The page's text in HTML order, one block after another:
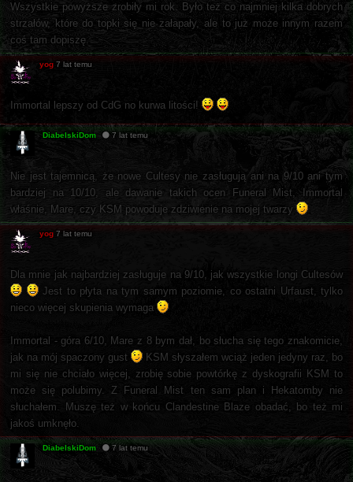
Wszystkie powyższe zrobiły mi rok. Było też co najmniej kilka dobrych
strzałów, które do topki się nie załapały, ale to już może innym razem
coś tam dopiszę.
yog 7 lat temu
Immortal lepszy od CdG no kurwa litości!
DiabelskiDom 7 lat temu
Nie jest tajemnicą, że nowe Cultesy nie zasługują ani na 9/10 ani tym
bardziej na 10/10, ale dawanie takich ocen Funeral Mist, Immortal
właśnie, Mare, czy KSM powoduje zdziwienie na mojej twarzy
yog 7 lat temu
Dla mnie jak najbardziej zasługuje na 9/10, jak wszystkie longi Cultesów
Jest to płyta na tym samym poziomie, co ostatni Urfaust, tylko
nieco więcej skupienia wymaga
Immortal - góra 6/10, Mare z 8 bym dał, bo słucha się tego znakomicie,
jak na mój spaczony gust
KSM słyszałem wciąż jeden jedyny raz, bo
mi się nie chciało więcej, zrobię sobie powtórkę z dyskografii KSM to
może się polubimy. Z Funeral Mist ten sam plan i Hekatomby nie
słuchałem. Muszę też w końcu Clandestine Blaze obadać, bo też mi
jakoś umknęło.
DiabelskiDom 7 lat temu